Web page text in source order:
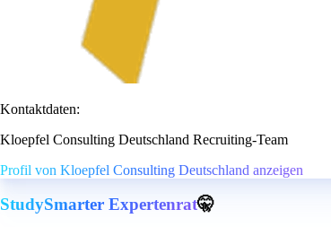
Kontaktdaten:
Kloepfel Consulting Deutschland Recruiting-Team
Profil von Kloepfel Consulting Deutschland anzeigen
StudySmarter Expertenrat🤫